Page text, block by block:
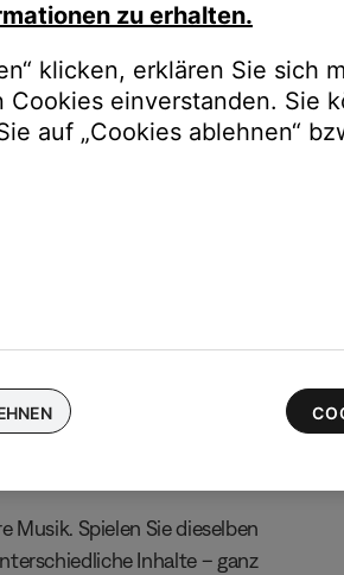
gegen besseren
Bose-Ohrhörer ein und erhalten Sie bis
Ultra-Ohrhörer
Musik. Spielen Sie dieselben
Inhalte – ganz
zu erhalten.
klicken, erklären Sie sich
einverstanden. Sie
auf „Cookies ablehnen“